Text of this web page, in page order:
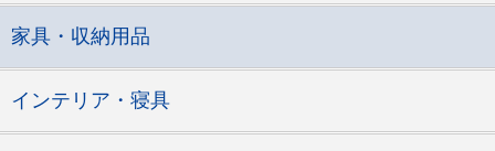
家具・収納用品
インテリア・寝具